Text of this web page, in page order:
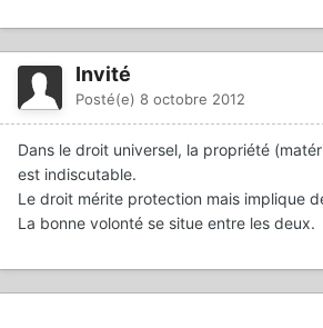
Invité
Posté(e) 8 octobre 2012
Dans le droit universel, la propriété
est indiscutable.
Le droit mérite protection mais implique
La bonne volonté se situe entre les deux.